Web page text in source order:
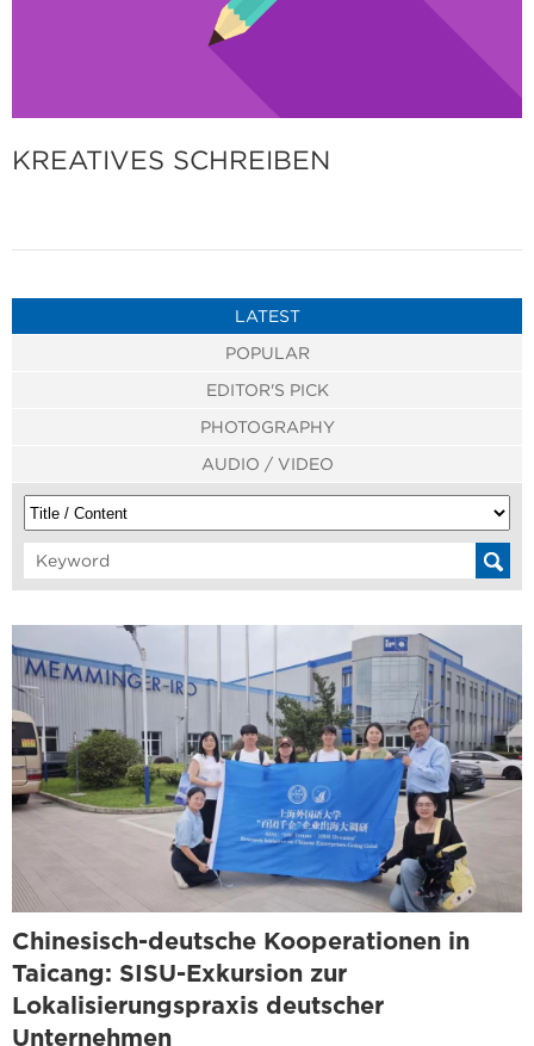
KREATIVES SCHREIBEN
LATEST
POPULAR
EDITOR'S PICK
PHOTOGRAPHY
AUDIO / VIDEO
Chinesisch-deutsche Kooperationen in
Taicang: SISU-Exkursion zur
Lokalisierungspraxis deutscher
Unternehmen